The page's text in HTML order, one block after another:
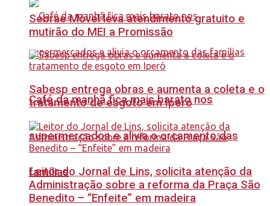
Café da manhã fica mais barato nos
supermercados e alivia o orçamento das
famílias
Sebrae Móvel leva atendimento gratuito e
mutirão do MEI a Promissão
Sabesp entrega obras e aumenta a coleta e o
tratamento de esgoto em Iperó
Leitor do Jornal de Lins, solicita atenção da
Administração sobre a reforma da Praça São
Benedito – “Enfeite” em madeira